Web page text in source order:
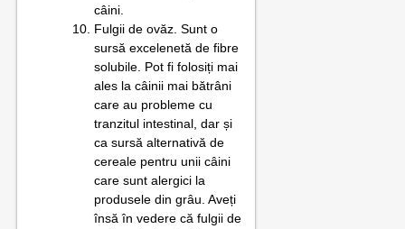
câini.
Fulgii de ovăz. Sunt o
sursă excelenetă de fibre
solubile. Pot fi folosiți mai
ales la câinii mai bătrâni
care au probleme cu
tranzitul intestinal, dar și
ca sursă alternativă de
cereale pentru unii câini
care sunt alergici la
produsele din grâu. Aveți
însă în vedere că fulgii de